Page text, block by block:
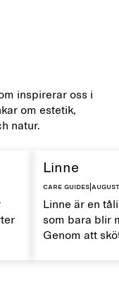
inspirerar oss i
om estetik,
natur.
Linne
Care guides|
Linne är en
som bara blir
Genom att